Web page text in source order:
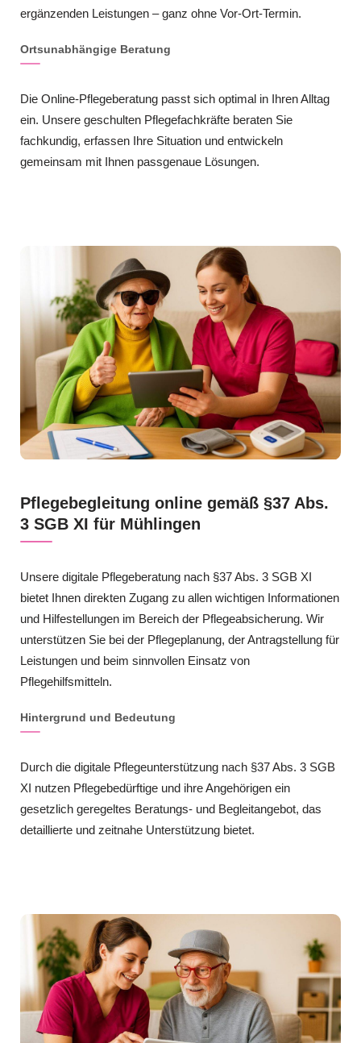
ergänzenden Leistungen – ganz ohne Vor-Ort-Termin.
Ortsunabhängige Beratung
Die Online-Pflegeberatung passt sich optimal in Ihren Alltag
ein. Unsere geschulten Pflegefachkräfte beraten Sie
fachkundig, erfassen Ihre Situation und entwickeln
gemeinsam mit Ihnen passgenaue Lösungen.
Pflegebegleitung online gemäß §37 Abs.
3 SGB XI für Mühlingen
Unsere digitale Pflegeberatung nach §37 Abs. 3 SGB XI
bietet Ihnen direkten Zugang zu allen wichtigen Informationen
und Hilfestellungen im Bereich der Pflegeabsicherung. Wir
unterstützen Sie bei der Pflegeplanung, der Antragstellung für
Leistungen und beim sinnvollen Einsatz von
Pflegehilfsmitteln.
Hintergrund und Bedeutung
Durch die digitale Pflegeunterstützung nach §37 Abs. 3 SGB
XI nutzen Pflegebedürftige und ihre Angehörigen ein
gesetzlich geregeltes Beratungs- und Begleitangebot, das
detaillierte und zeitnahe Unterstützung bietet.